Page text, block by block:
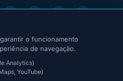
os direitos reservados. Desenvolvido
Termos de uso
o funcionamento
de navegação.
Analytics)
YouTube)